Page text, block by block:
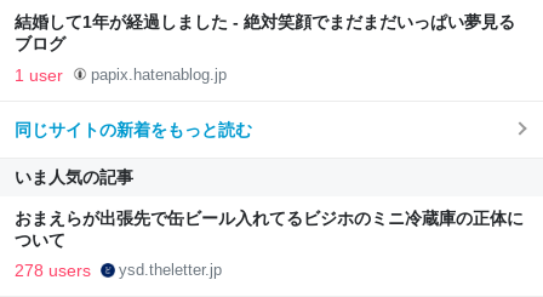
結婚して1年が経過しました - 絶対笑顔でまだまだいっぱい夢見る
ブログ
1 user papix.hatenablog.jp
同じサイトの新着をもっと読む
いま人気の記事
おまえらが出張先で缶ビール入れてるビジホのミニ冷蔵庫の正体に
ついて
278 users ysd.theletter.jp